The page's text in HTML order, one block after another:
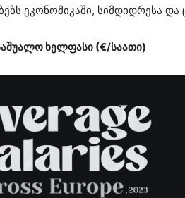
ეკონომიკაში, სიმდიდრესა
ხელფასი (€/საათი)